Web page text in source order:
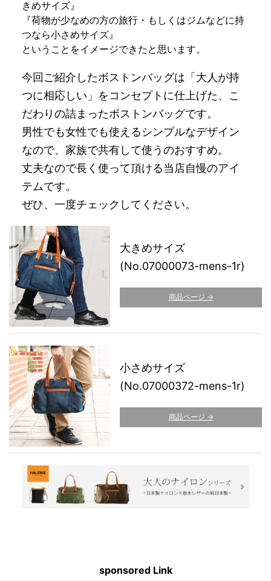
きめサイズ』
『荷物が少なめの方の旅行・もしくはジムなどに持
つなら小さめサイズ』
ということをイメージできたと思います。
今回ご紹介したボストンバッグは「大人が持
つに相応しい」をコンセプトに仕上げた、こ
だわりの詰まったボストンバッグです。
男性でも女性でも使えるシンプルなデザイン
なので、家族で共有して使うのおすすめ。
丈夫なので長く使って頂ける当店自慢のアイ
テムです。
ぜひ、一度チェックしてください。
大きめサイズ
(No.07000073-mens-1r)
商品ページ →
小さめサイズ
(No.07000372-mens-1r)
商品ページ →
sponsored Link